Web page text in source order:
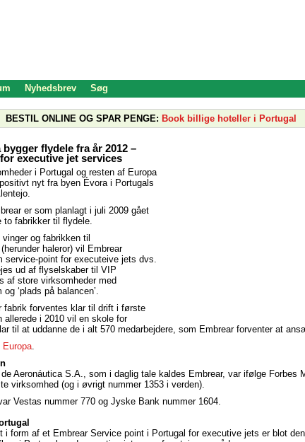
Nyhedsbrev Søg
BESTIL ONLINE OG SPAR PENGE: Book billige hoteller i Portugal
bygger flydele fra år 2012 –
executive jet services
i Portugal og resten af Europa
nyt fra byen Évora i Portugals
er som planlagt i juli 2009 gået
to fabrikker til flydele.
og fabrikken til
haleror) vil Embrear
service-point for executeive jets dvs.
ud af flyselskaber til VIP
af store virksomheder med
‘plads på balancen’.
fabrik forventes klar til drift i første
allerede i 2010 vil en skole for
til at uddanne de i alt 570 medarbejdere, som Embrear forventer at
Europa
Aeronáutica S.A., som i daglig tale kaldes Embrear, var ifølge Forbes
virksomhed (og i øvrigt nummer 1353 i verden).
Vestas nummer 770 og Jyske Bank nummer 1604.
i form af et Embrear Service point i Portugal for executive jets er blot